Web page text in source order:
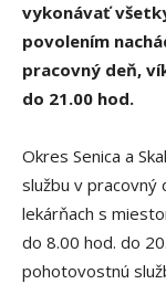
vykonávať
povolením
pracovný deň,
do 21.00 hod.
Okres Senica a
službu v pracovný
lekárňach s
do 8.00 hod. do
pohotovostnú